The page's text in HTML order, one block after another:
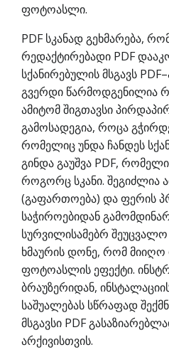
ფოტოასლი.
PDF სკანად გეხმარება,
რედაქტირებადი PDF
სქანირებულის მსგავს
გვერდი წარმოდგენილია
ამიტომ შიგთავსი
გამოსადეგია, როცა
რომელიც უნდა ჩანდეს
გინდა გაუშვა PDF,
როგორც სკანი. შეგიძლია
(გაფართოება) და ფერის
საჭიროებიდან
სურვილისამებრ
ხმაურის დონე, რომ
ფოტოასლის ეფექტი.
ბრაუზერიდან,
საშუალებას სწრაფად
მსგავსი PDF
არქივისთვის.